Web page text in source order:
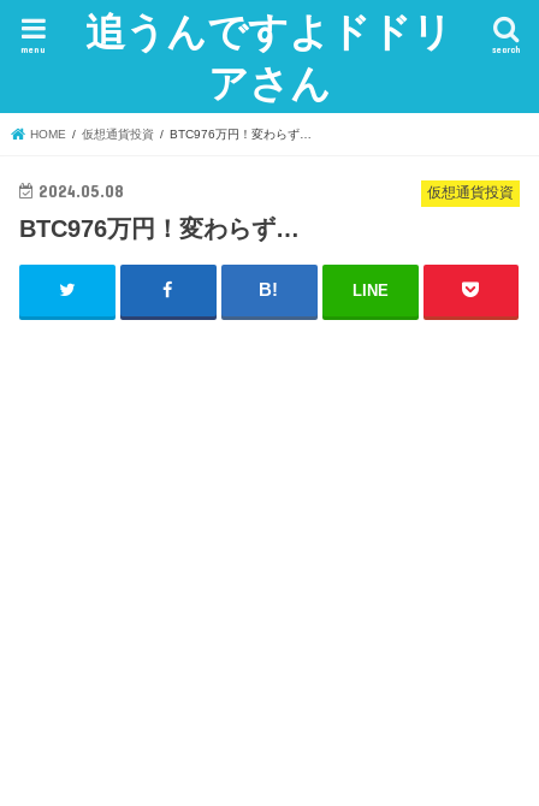
追うんですよドドリ
アさん
search
menu
HOME 仮想通貨投資 BTC976万円！変わらず…
仮想通貨投資
2024.05.08
BTC976万円！変わらず…
LINE